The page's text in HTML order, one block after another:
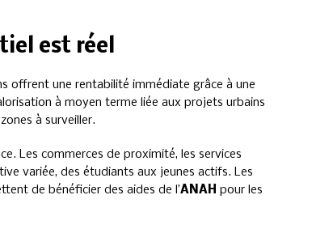
est réel
offrent une rentabilité immédiate grâce à une
à moyen terme liée aux projets urbains
à surveiller.
Les commerces de proximité, les services
variée, des étudiants aux jeunes actifs. Les
de bénéficier des aides de l’ANAH pour les